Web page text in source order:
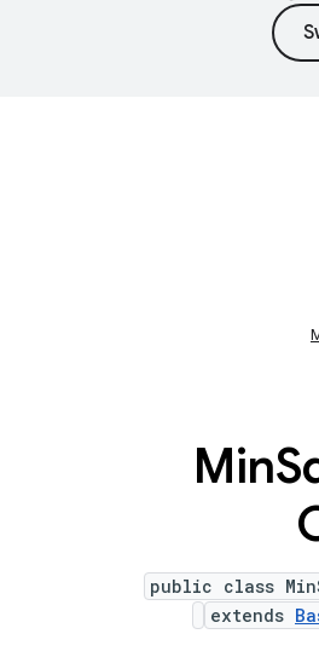
Min
public class
extends